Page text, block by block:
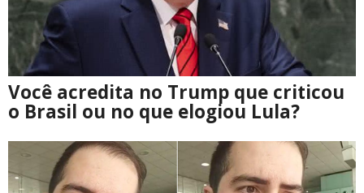
Você acredita no Trump que criticou
o Brasil ou no que elogiou Lula?